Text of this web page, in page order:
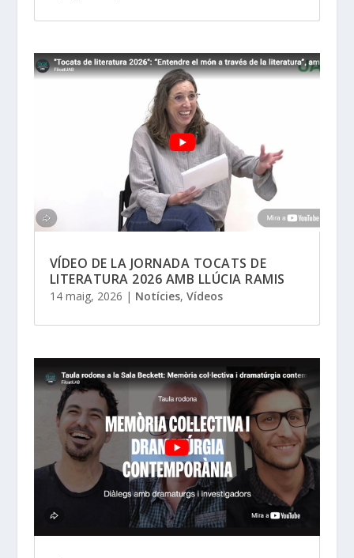
VÍDEO DE LA JORNADA TOCATS DE
LITERATURA 2026 AMB LLÚCIA RAMIS
14 maig, 2026 | Notícies, Vídeos